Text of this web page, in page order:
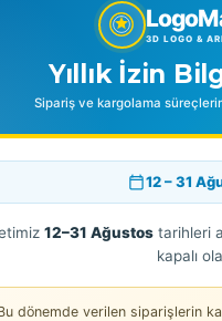
3D LOGO &
Yıllık İzin
Sipariş ve kargolama
12 – 31
12–31 Ağustos tarihleri
kapalı
dönemde verilen siparişlerin